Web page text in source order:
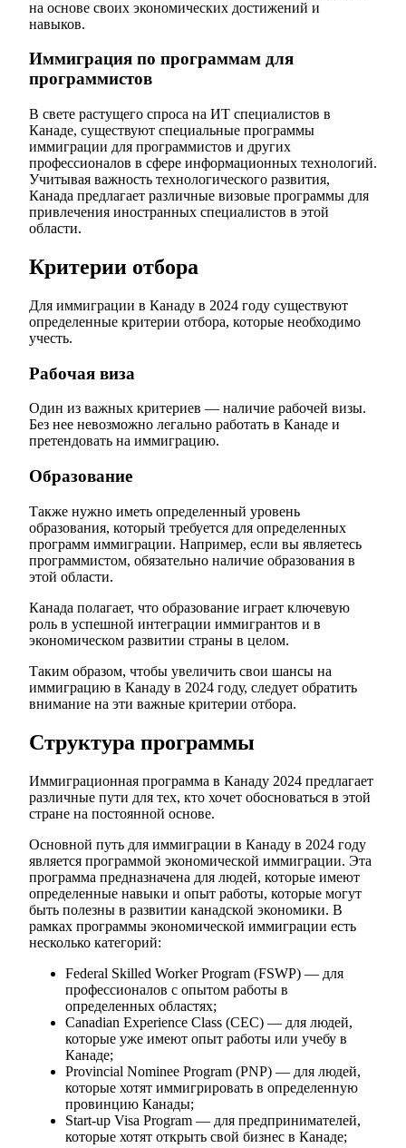
на основе своих экономических достижений и
навыков.
Иммиграция по программам для
программистов
В свете растущего спроса на ИТ специалистов в
Канаде, существуют специальные программы
иммиграции для программистов и других
профессионалов в сфере информационных технологий.
Учитывая важность технологического развития,
Канада предлагает различные визовые программы для
привлечения иностранных специалистов в этой
области.
Критерии отбора
Для иммиграции в Канаду в 2024 году существуют
определенные критерии отбора, которые необходимо
учесть.
Рабочая виза
Один из важных критериев — наличие рабочей визы.
Без нее невозможно легально работать в Канаде и
претендовать на иммиграцию.
Образование
Также нужно иметь определенный уровень
образования, который требуется для определенных
программ иммиграции. Например, если вы являетесь
программистом, обязательно наличие образования в
этой области.
Канада полагает, что образование играет ключевую
роль в успешной интеграции иммигрантов и в
экономическом развитии страны в целом.
Таким образом, чтобы увеличить свои шансы на
иммиграцию в Канаду в 2024 году, следует обратить
внимание на эти важные критерии отбора.
Структура программы
Иммиграционная программа в Канаду 2024 предлагает
различные пути для тех, кто хочет обосноваться в этой
стране на постоянной основе.
Основной путь для иммиграции в Канаду в 2024 году
является программой экономической иммиграции. Эта
программа предназначена для людей, которые имеют
определенные навыки и опыт работы, которые могут
быть полезны в развитии канадской экономики. В
рамках программы экономической иммиграции есть
несколько категорий:
Federal Skilled Worker Program (FSWP) — для
профессионалов с опытом работы в
определенных областях;
Canadian Experience Class (CEC) — для людей,
которые уже имеют опыт работы или учебу в
Канаде;
Provincial Nominee Program (PNP) — для людей,
которые хотят иммигрировать в определенную
провинцию Канады;
Start-up Visa Program — для предпринимателей,
которые хотят открыть свой бизнес в Канаде;